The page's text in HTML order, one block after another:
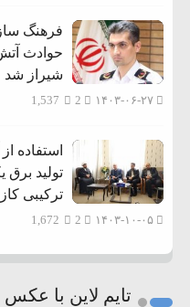
حوادث
شیراز شد
۱۴۰۳-۰۶-۲۷ 1,537
استفاده
تولید
ترکیبی
۱۴۰۳-۱۰-۰۵ 1,672
تایم لاین با عکس